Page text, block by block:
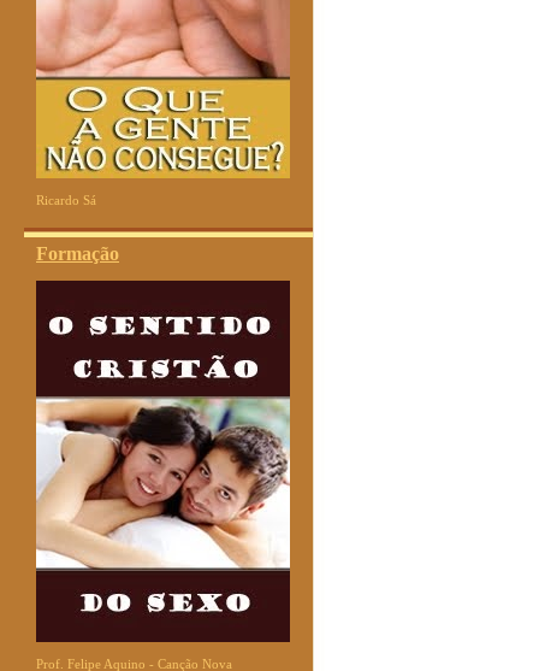
Ricardo Sá
Formação
Prof. Felipe Aquino - Canção Nova